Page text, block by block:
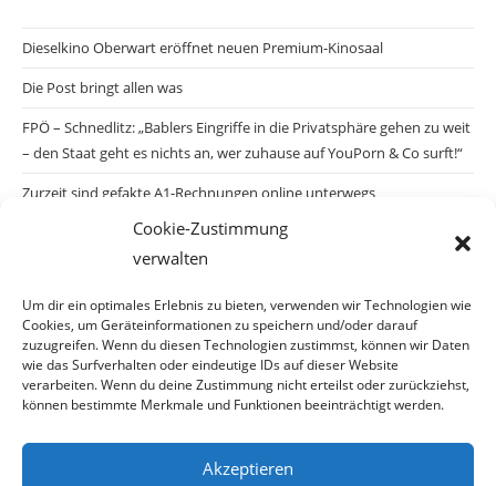
Cookie-Zustimmung
verwalten
Um dir ein optimales Erlebnis zu bieten, verwenden wir Technologien wie
Cookies, um Geräteinformationen zu speichern und/oder darauf
zuzugreifen. Wenn du diesen Technologien zustimmst, können wir Daten
wie das Surfverhalten oder eindeutige IDs auf dieser Website
verarbeiten. Wenn du deine Zustimmung nicht erteilst oder zurückziehst,
können bestimmte Merkmale und Funktionen beeinträchtigt werden.
Akzeptieren
Dieselkino Oberwart eröffnet neuen Premium-Kinosaal
Die Post bringt allen was
FPÖ – Schnedlitz: „Bablers Eingriffe in die Privatsphäre gehen zu weit
– den Staat geht es nichts an, wer zuhause auf YouPorn & Co surft!“
Zurzeit sind gefakte A1-Rechnungen online unterwegs
Salzburgs Juden und ihre Sicherheit: „Erst nach einem Anschlag wäre
die Gefahr endlich konkret!“
Biologisches Wunder in Ceuta
Ein vermeintliches Abschiebemärchen
Archiv